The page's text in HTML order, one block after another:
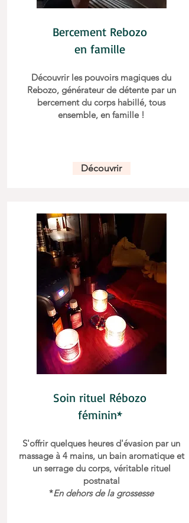
Bercement Rebozo
en famille
Découvrir les pouvoirs magiques du
Rebozo, générateur de détente par un
bercement du corps habillé, tous
ensemble, en famille !
Découvrir
Soin rituel Rébozo
féminin*
S'offrir quelques heures d'évasion par un
massage à 4 mains, un bain aromatique et
un serrage du corps, véritable rituel
postnatal
*En dehors de la grossesse